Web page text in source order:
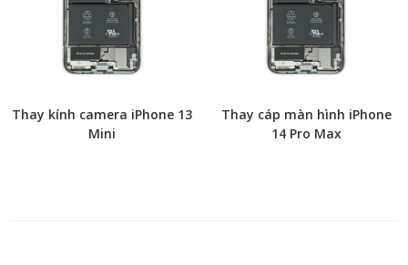
Thay kính camera iPhone 13
Mini
Thay cáp màn hình iPhone
14 Pro Max